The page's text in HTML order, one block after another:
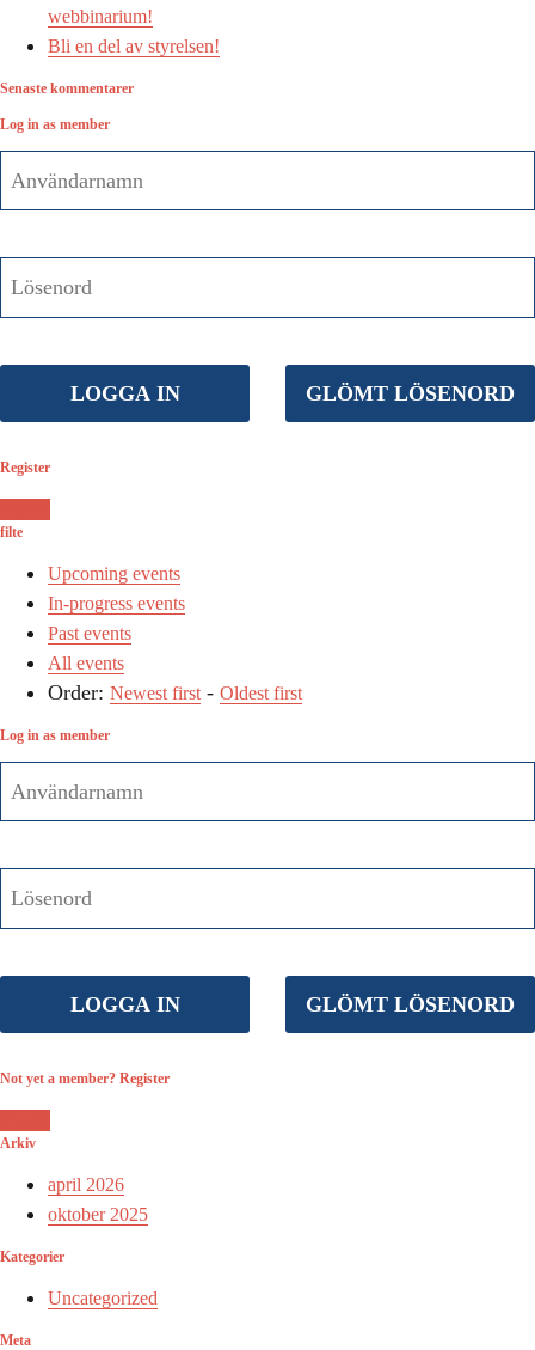
webbinarium!
Bli en del av styrelsen!
Senaste kommentarer
Log in as member
Register
filte
Upcoming events
In-progress events
Past events
All events
Order: Newest first - Oldest first
Log in as member
Not yet a member? Register
Arkiv
april 2026
oktober 2025
Kategorier
Uncategorized
Meta